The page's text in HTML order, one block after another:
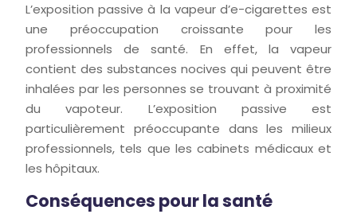
L’exposition passive à la vapeur d’e-cigarettes est
une préoccupation croissante pour les
professionnels de santé. En effet, la vapeur
contient des substances nocives qui peuvent être
inhalées par les personnes se trouvant à proximité
du vapoteur. L’exposition passive est
particulièrement préoccupante dans les milieux
professionnels, tels que les cabinets médicaux et
les hôpitaux.
Conséquences pour la santé